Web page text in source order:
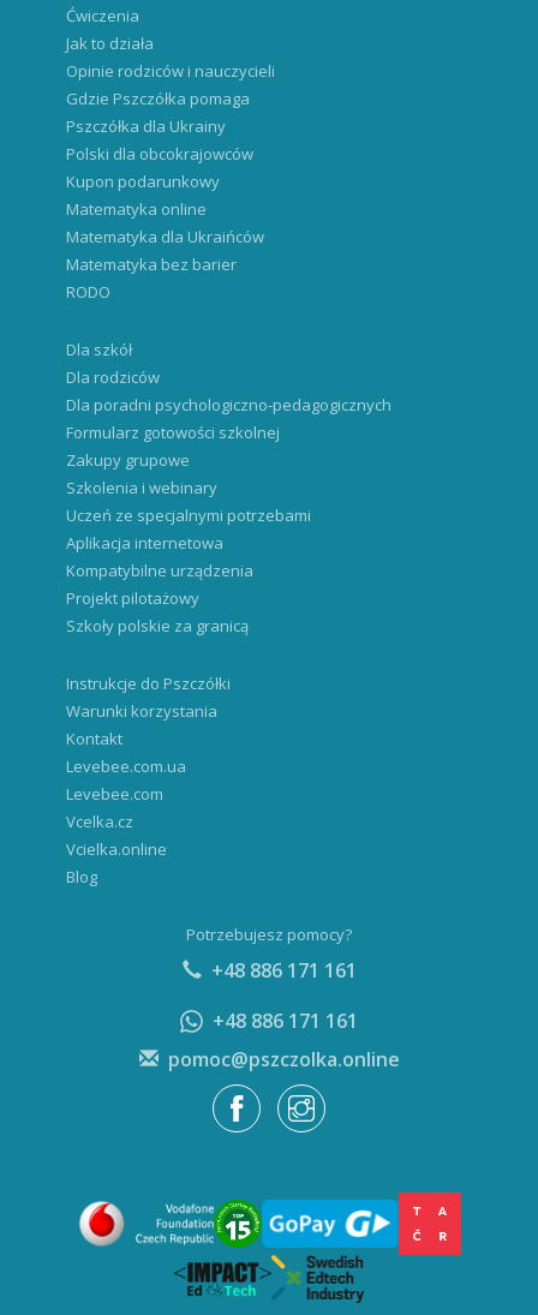
Ćwiczenia
Jak to działa
Opinie rodziców i nauczycieli
Gdzie Pszczółka pomaga
Pszczółka dla Ukrainy
Polski dla obcokrajowców
Kupon podarunkowy
Matematyka online
Matematyka dla Ukraińców
Matematyka bez barier
RODO
Dla szkół
Dla rodziców
Dla poradni psychologiczno-pedagogicznych
Formularz gotowości szkolnej
Zakupy grupowe
Szkolenia i webinary
Uczeń ze specjalnymi potrzebami
Aplikacja internetowa
Kompatybilne urządzenia
Projekt pilotażowy
Szkoły polskie za granicą
Instrukcje do Pszczółki
Warunki korzystania
Kontakt
Levebee.com.ua
Levebee.com
Vcelka.cz
Vcielka.online
Blog
Potrzebujesz pomocy?
+48 886 171 161
+48 886 171 161
pomoc@pszczolka.online